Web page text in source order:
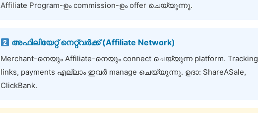
Affiliate Program-ഉം commission-ഉം offer ചെയ്യുന്നു.
അഫിലിയേറ്റ് നെറ്റ്‌വർക്ക് (Affiliate Network)
Merchant-നെയും Affiliate-നെയും connect ചെയ്യുന്ന platform. Tracking
links, payments എല്ലാം ഇവർ manage ചെയ്യുന്നു. ഉദാ: ShareASale,
ClickBank.